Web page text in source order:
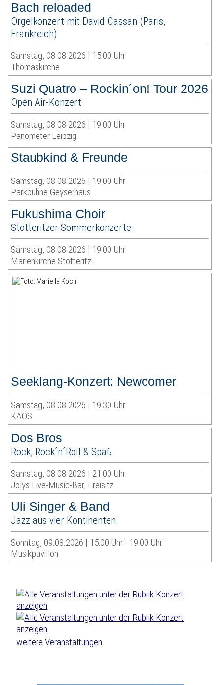
Bach reloaded
Orgelkonzert mit David Cassan (Paris,
Frankreich)
Samstag, 08.08.2026 | 15:00 Uhr
Thomaskirche
Suzi Quatro – Rockin´on! Tour 2026
Open Air-Konzert
Samstag, 08.08.2026 | 19:00 Uhr
Panometer Leipzig
Staubkind & Freunde
Samstag, 08.08.2026 | 19:00 Uhr
Parkbühne Geyserhaus
Fukushima Choir
Stötteritzer Sommerkonzerte
Samstag, 08.08.2026 | 19:00 Uhr
Marienkirche Stötteritz
Seeklang-Konzert: Newcomer
Samstag, 08.08.2026 | 19:30 Uhr
KAOS
Dos Bros
Rock, Rock´n´Roll & Spaß
Samstag, 08.08.2026 | 21:00 Uhr
Jolys Live-Music-Bar, Freisitz
Uli Singer & Band
Jazz aus vier Kontinenten
Sonntag, 09.08.2026 | 15:00 Uhr - 19:00 Uhr
Musikpavillon
weitere Veranstaltungen